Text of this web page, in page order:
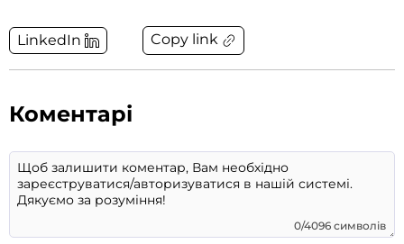
LinkedIn Copy link
Коментарі
0/4096 символів